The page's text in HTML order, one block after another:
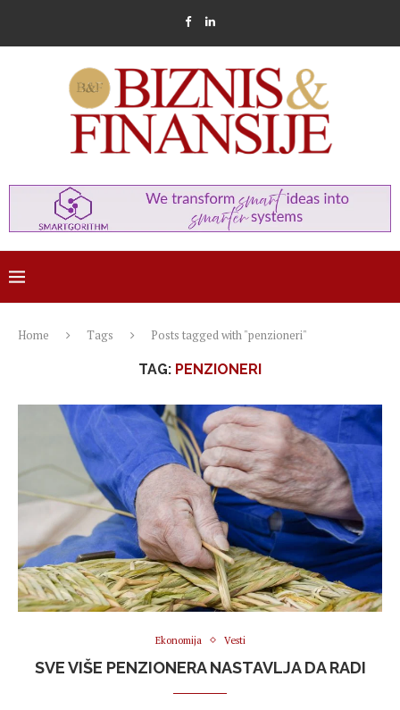
Home Tags Posts tagged with "penzioneri"
TAG: PENZIONERI
Ekonomija Vesti
SVE VIŠE PENZIONERA NASTAVLJA DA RADI